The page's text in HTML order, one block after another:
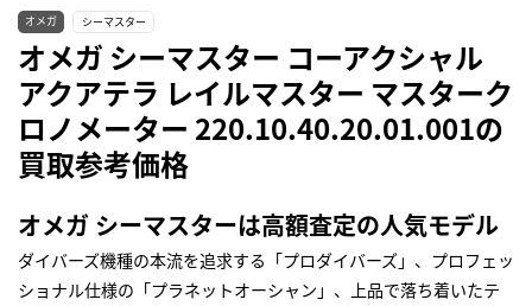
オメガ シーマスター
オメガ シーマスター コーアクシャル
アクアテラ レイルマスター マスターク
ロノメーター 220.10.40.20.01.001の
買取参考価格
オメガ シーマスターは高額査定の人気モデル
ダイバーズ機種の本流を追求する「プロダイバーズ」、プロフェッ
ショナル仕様の「プラネットオーシャン」、上品で落ち着いたテ